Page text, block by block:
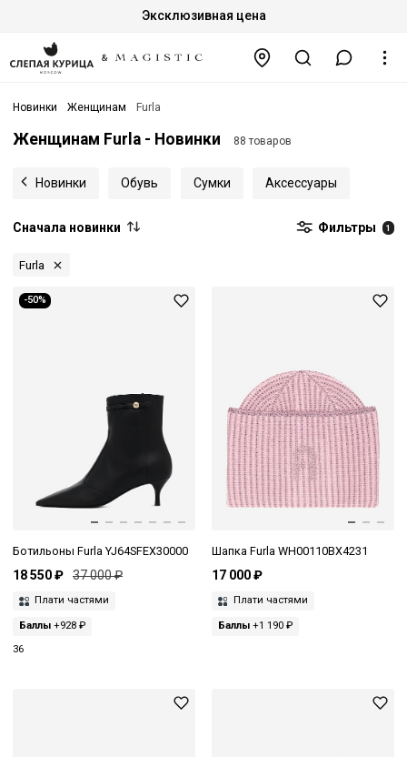
Эксклюзивная цена
Новинки Женщинам Furla
Женщинам Furla - Новинки 88 товаров
Новинки Обувь Сумки Аксессуары
Сначала новинки Фильтры 1
Furla
-50%
Ботильоны Furla YJ64SFEX30000
18 550 ₽ 37 000 ₽
Плати частями
Баллы +928 ₽
36
Шапка Furla WH00110BX4231
17 000 ₽
Плати частями
Баллы+1 190 ₽